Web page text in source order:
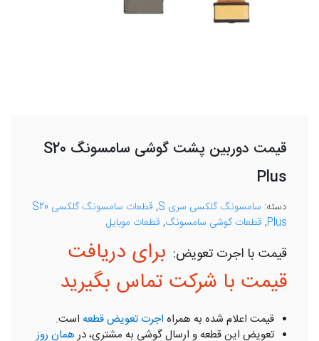
قیمت دوربین پشت گوشی سامسونگ S20
Plus
دسته: سامسونگ گلکسی سری S ,
قطعات سامسونگ گلکسی S20
Plus
, قطعات گوشی سامسونگ, قطعات موبایل
برای دریافت
قیمت با شرکت تماس بگیرید
قیمت اعلام شده به همراه اجرت تعویض قطعه است.
تعویض این قطعه و ارسال گوشی به مشتری، درهمان روز